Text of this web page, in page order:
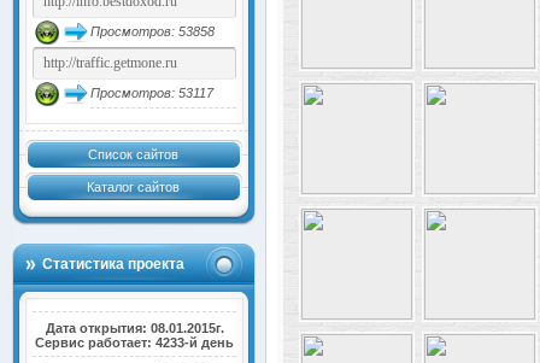
Просмотров: 53858
Просмотров: 53117
Список сайтов
Каталог сайтов
Статистика проекта
Дата открытия: 08.01.2015г.
Сервис работает: 4233-й день